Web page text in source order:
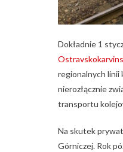
Dokładnie 1
regionalnych linii
nierozłącznie
transportu
Na skutek
Górniczej. Rok